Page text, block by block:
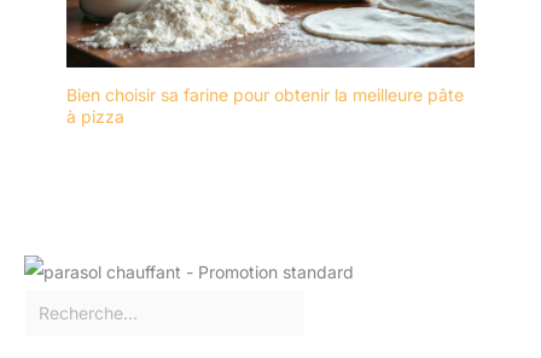
Bien choisir sa farine pour obtenir la meilleure pâte
à pizza